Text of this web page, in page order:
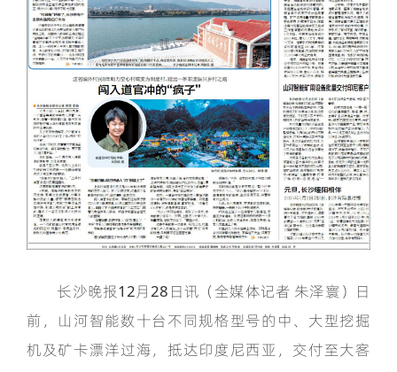
长沙晚报12月28日讯（全媒体记者 朱泽寰）日
前，山河智能数十台不同规格型号的中、大型挖掘
机及矿卡漂洋过海，抵达印度尼西亚，交付至大客